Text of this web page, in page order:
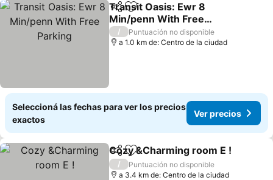
Compartir
Añadir a favoritos
Transit Oasis: Ewr 8
Min/penn With Free
Parking
Ver precios
/
Puntuación no disponible
a 1.0 km de: Centro de la ciudad
Seleccioná las fechas para ver los precios
exactos
Ver precios
CompartirAñadir a favoritos
Cozy &Charming room E !
/
Puntuación no disponible
a 3.4 km de: Centro de la ciudad